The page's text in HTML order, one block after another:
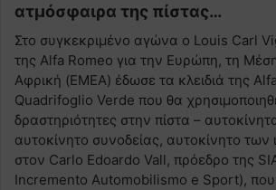
ατμόσφαιρα της πίστας…
Στο συγκεκριμένο αγώνα ο Louis Carl
της Alfa Romeo για την Ευρώπη, τη
Αφρική (EMEA) έδωσε τα κλειδιά της
Quadrifoglio Verde που θα
δραστηριότητες στην πίστα –
αυτοκίνητο συνοδείας, αυτοκίνητο των
στον Carlo Edoardo Vall, πρόεδρο της
Incremento Automobilismo e Sport), που